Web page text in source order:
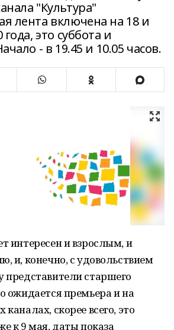
"Культура"
лента включена на 18 и
это суббота и
- в 19.45 и 10.05 часов.
интересен и взрослым, и
и, конечно, с удовольствием
представители старшего
ожидается премьера и на
скорее всего, это
к 9 мая, даты показа